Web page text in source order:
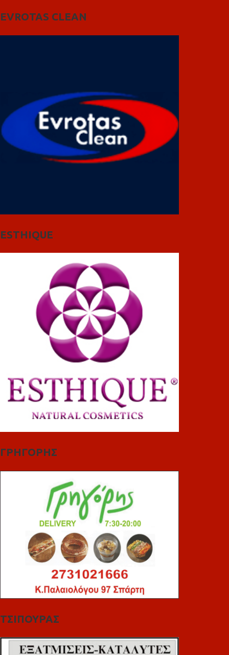
EVROTAS CLEAN
ESTHIQUE
ΓΡΗΓΟΡΗΣ
ΤΣΙΠΟΥΡΑΣ